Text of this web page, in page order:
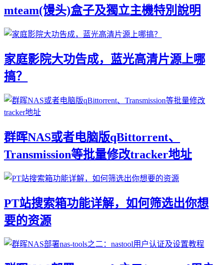
mteam(馒头)盒子及獨立主機特別說明
家庭影院大功告成，蓝光高清片源上哪
搞？
群晖NAS或者电脑版qBittorrent、
Transmission等批量修改tracker地址
PT站搜索箱功能详解，如何筛选出你想
要的资源